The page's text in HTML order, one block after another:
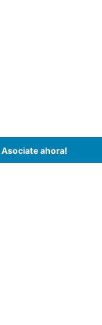
Asociate ahora!